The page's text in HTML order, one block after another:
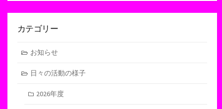
カテゴリー
お知らせ
日々の活動の様子
2026年度